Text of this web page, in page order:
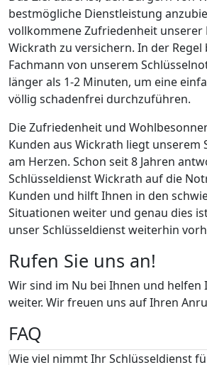
bestmögliche Dienstleistung
vollkommene Zufriedenheit unserer
Wickrath zu versichern. In der Regel
Fachmann von unserem
länger als 1-2 Minuten, um eine
völlig schadenfrei durchzuführen.
Die Zufriedenheit und
Kunden aus Wickrath liegt unserem
am Herzen. Schon seit 8 Jahren
Schlüsseldienst Wickrath auf die
Kunden und hilft Ihnen in den
Situationen weiter und genau dies
unser Schlüsseldienst weiterhin
Rufen Sie uns an!
Wir sind im Nu bei Ihnen und
weiter. Wir freuen uns auf Ihren
FAQ
Wie viel nimmt Ihr Schlüsseldienst